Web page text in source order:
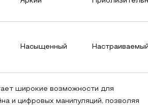
Насыщенный
широкие возможности для
и цифровых манипуляций, позволяя